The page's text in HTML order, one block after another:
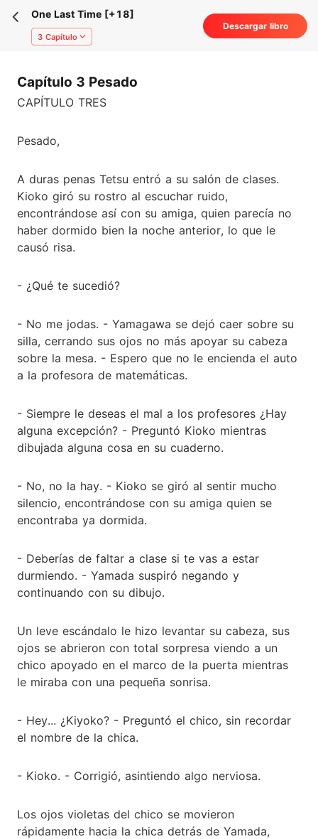
One Last Time [+18]
3 Capítulo
Descargar libro
Capítulo 3 Pesado
CAPÍTULO TRES
Pesado,
A duras penas Tetsu entró a su salón de clases.
Kioko giró su rostro al escuchar ruido,
encontrándose así con su amiga, quien parecía no
haber dormido bien la noche anterior, lo que le
causó risa.
- ¿Qué te sucedió?
- No me jodas. - Yamagawa se dejó caer sobre su
silla, cerrando sus ojos no más apoyar su cabeza
sobre la mesa. - Espero que no le encienda el auto
a la profesora de matemáticas.
- Siempre le deseas el mal a los profesores ¿Hay
alguna excepción? - Preguntó Kioko mientras
dibujada alguna cosa en su cuaderno.
- No, no la hay. - Kioko se giró al sentir mucho
silencio, encontrándose con su amiga quien se
encontraba ya dormida.
- Deberías de faltar a clase si te vas a estar
durmiendo. - Yamada suspiró negando y
continuando con su dibujo.
Un leve escándalo le hizo levantar su cabeza, sus
ojos se abrieron con total sorpresa viendo a un
chico apoyado en el marco de la puerta mientras
le miraba con una pequeña sonrisa.
- Hey... ¿Kiyoko? - Preguntó el chico, sin recordar
el nombre de la chica.
- Kioko. - Corrigió, asintiendo algo nerviosa.
Los ojos violetas del chico se movieron
rápidamente hacia la chica detrás de Yamada,